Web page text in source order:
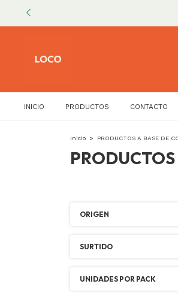
INICIO PRODUCTOS CONTACTO
Inicio > PRODUCTOS A BASE DE
ORIGEN
SURTIDO
UNIDADES POR PACK